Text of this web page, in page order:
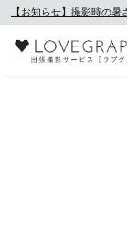
【お知らせ】撮影時の暑